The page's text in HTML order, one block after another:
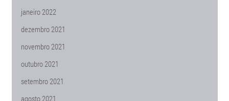
janeiro 2022
dezembro 2021
novembro 2021
outubro 2021
setembro 2021
agosto 2021